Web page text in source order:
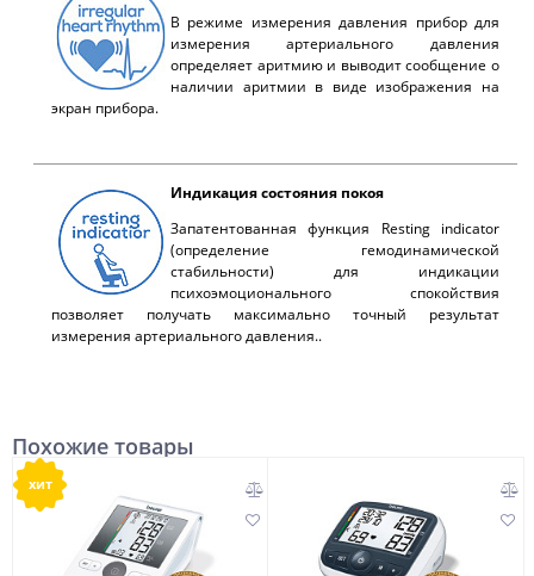
В режиме измерения давления прибор для
измерения артериального давления
определяет аритмию и выводит сообщение о
наличии аритмии в виде изображения на
экран прибора.
Индикация состояния покоя
Запатентованная функция Resting indicator
(определение гемодинамической
стабильности) для индикации
психоэмоционального спокойствия
позволяет получать максимально точный результат
измерения артериального давления..
Похожие товары
хит